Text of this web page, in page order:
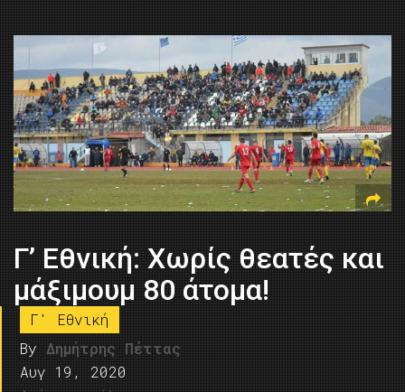
Γ’ Εθνική: Χωρίς θεατές και
μάξιμουμ 80 άτομα!
Γ' Εθνική
By Δημήτρης Πέττας
Αυγ 19, 2020